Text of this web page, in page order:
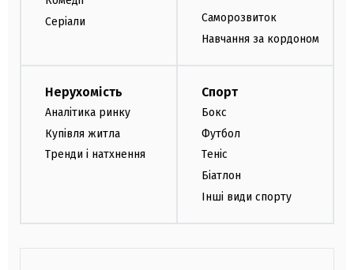
Серіали
Саморозвиток
Навчання за кордоном
Нерухомість
Аналітика ринку
Купівля житла
Тренди і натхнення
Спорт
Бокс
Футбол
Теніс
Біатлон
Інші види спорту